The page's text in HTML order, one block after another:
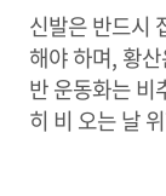
신발은 반드시
해야 하며, 황
반 운동화는 비
히 비 오는 날